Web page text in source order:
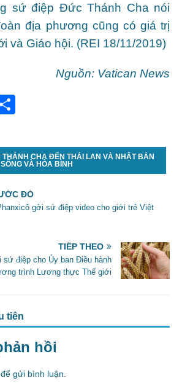
sứ điệp Đức Thánh Cha nói
địa phương cũng có giá trị
và Giáo hội. (REI 18/11/2019)
Nguồn: Vatican News
E
ar
e CHA ĐẾN THÁI LAN VÀ NHẬT BẢN
VÀ HÒA BÌNH
ĐÓ
gởi sứ điệp video cho giới trẻ Việt
TIẾP THEO
điệp cho Ủy ban Điều hành
trình Lương thực Thế giới
tiên
hồi
để gửi bình luận.